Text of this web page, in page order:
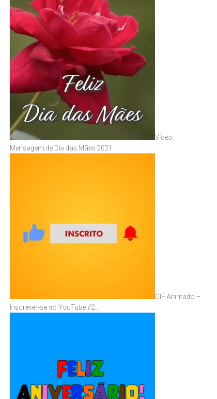
Vídeo:
Mensagem de Dia das Mães 2021
GIF Animado –
Inscrever-se no YouTube #2…